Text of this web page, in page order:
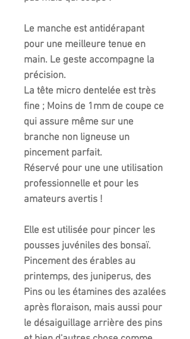
Le manche est antidérapant
pour une meilleure tenue en
main. Le geste accompagne la
précision.
La tête micro dentelée est très
fine ; Moins de 1mm de coupe ce
qui assure même sur une
branche non ligneuse un
pincement parfait.
Réservé pour une une utilisation
professionnelle et pour les
amateurs avertis !
Elle est utilisée pour pincer les
pousses juvéniles des bonsaï.
Pincement des érables au
printemps, des juniperus, des
Pins ou les étamines des azalées
après floraison, mais aussi pour
le désaiguillage arrière des pins